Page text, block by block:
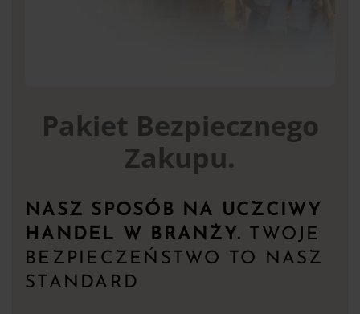
Pakiet Bezpiecznego
Zakupu.
NASZ SPOSÓB NA UCZCIWY
HANDEL W BRANŻY.
TWOJE
BEZPIECZEŃSTWO TO NASZ
STANDARD